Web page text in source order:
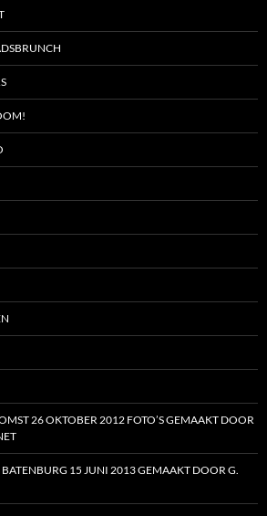
26 OKTOBER 2012 FOTO’S GEMAAKT DOOR
15 JUNI 2013 GEMAAKT DOOR G.